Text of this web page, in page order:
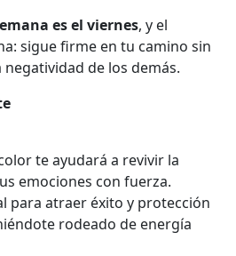
es el viernes, y el
sigue firme en tu camino sin
de los demás.
te ayudará a revivir la
emociones con fuerza.
para atraer éxito y protección
rodeado de energía